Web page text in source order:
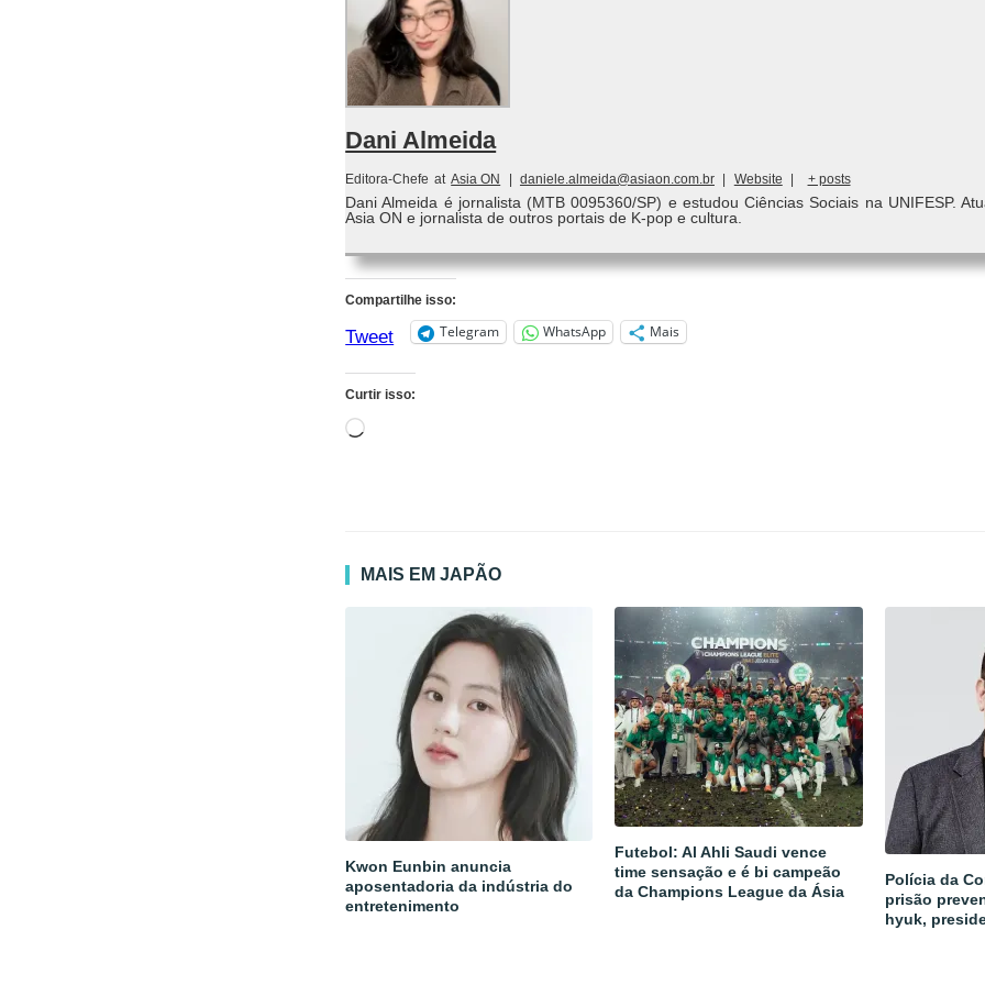
Dani Almeida
Editora-Chefe at Asia ON | daniele.almeida@asiaon.com.br | Website | + posts
Dani Almeida é jornalista (MTB 0095360/SP) e estudou Ciências Sociais na UNIFESP.
Asia ON e jornalista de outros portais de K-pop e cultura.
Compartilhe isso:
Tweet Telegram WhatsApp Mais
Curtir isso:
Carregando...
MAIS EM JAPÃO
Kwon Eunbin anuncia
aposentadoria da indústria do
entretenimento
Futebol: Al Ahli Saudi vence
time sensação e é bi campeão
da Champions League da Ásia
Polícia da
prisão
hyuk,